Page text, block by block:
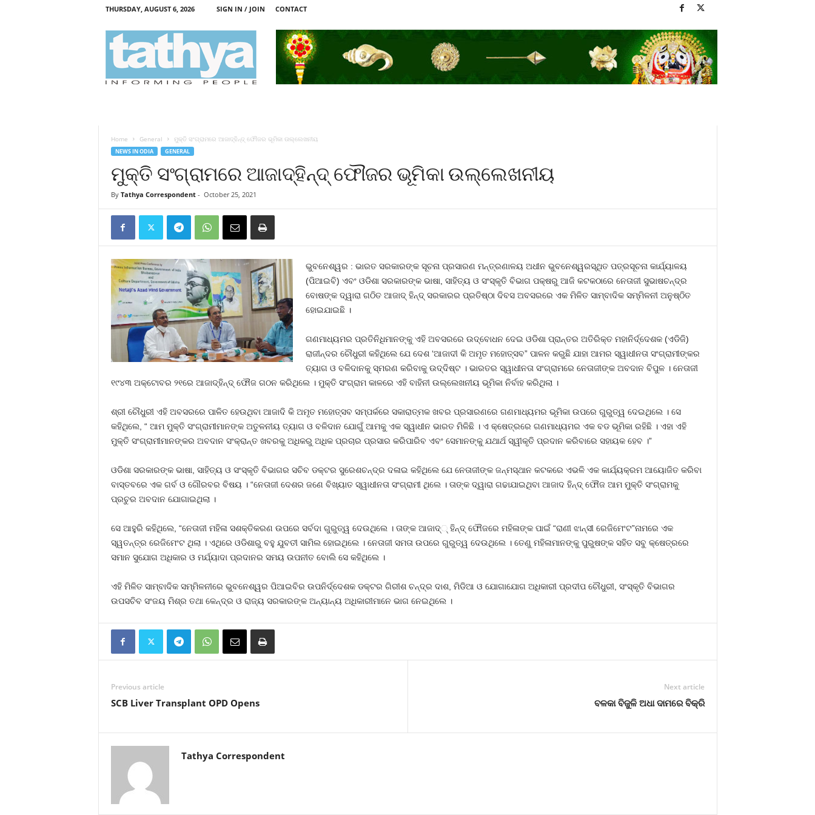
THURSDAY, AUGUST 6, 2026 SIGN IN / JOIN CONTACT
Home General ମୁକ୍ତି ସଂଗ୍ରାମରେ ଆଜାଦ୍‌ହିନ୍ଦ୍ ଫୌଜର ଭୂମିକା ଉଲ୍ଲେଖନୀୟ
NEWS IN ODIA GENERAL
ମୁକ୍ତି ସଂଗ୍ରାମରେ ଆଜାଦ୍‌ହିନ୍ଦ୍ ଫୌଜର ଭୂମିକା ଉଲ୍ଲେଖନୀୟ
By Tathya Correspondent- October 25, 2021
ଭୁବନେଶ୍ୱର : ଭାରତ ସରକାରଙ୍କ ସୂଚନା ପ୍ରସାରଣ ମନ୍ତ୍ରଣାଳୟ ଅଧୀନ ଭୁବନେଶ୍ୱରସ୍ଥିତ ପତ୍ରସୂଚନା କାର୍ଯ୍ୟାଳୟ
(ପିଆଇବି) ଏବଂ ଓଡିଶା ସରକାରଙ୍କ ଭାଷା, ସାହିତ୍ୟ ଓ ସଂସ୍କୃତି ବିଭାଗ ପକ୍ଷରୁ ଆଜି କଟକଠାରେ ନେତାଜୀ ସୁଭାଷଚନ୍ଦ୍ର
ବୋଷଙ୍କ ଦ୍ୱାରା ଗଠିତ ଆଜାଦ୍ ହିନ୍ଦ୍ ସରକାରର ପ୍ରତିଷ୍ଠା ଦିବସ ଅବସରରେ ଏକ ମିଳିତ ସାମ୍ବାଦିକ ସମ୍ମିଳନୀ ଅନୁଷ୍ଠିତ
ହୋଇଯାଇଛି ।
ଗଣମାଧ୍ୟମର ପ୍ରତିନିଧିମାନଙ୍କୁ ଏହି ଅବସରରେ ଉଦ୍‌ବୋଧନ ଦେଇ ଓଡିଶା ପ୍ରାନ୍ତର ଅତିରିକ୍ତ ମହାନିର୍ଦ୍ଦେଶକ (ଏଡିଜି)
ରାଜୀନ୍ଦର ଚୌଧୁରୀ କହିଥିଲେ ଯେ ଦେଶ ‘ଆଜାଦୀ କି ଅମୃତ ମହୋତ୍ସବ” ପାଳନ କରୁଛି ଯାହା ଆମର ସ୍ୱାଧୀନତା ସଂଗ୍ରାମୀଙ୍କର
ତ୍ୟାଗ ଓ ବଳିଦାନକୁ ସ୍ମରଣ କରିବାକୁ ଉଦ୍ଦିଷ୍ଟ । ଭାରତର ସ୍ୱାଧୀନତା ସଂଗ୍ରାମରେ ନେତାଜୀଙ୍କ ଅବଦାନ ବିପୁଳ । ନେତାଜୀ
୧୯୪୩ ଅକ୍ଟୋବର ୨୧ରେ ଆଜାଦ୍‌ହିନ୍ଦ୍ ଫୌଜ ଗଠନ କରିଥିଲେ । ମୁକ୍ତି ସଂଗ୍ରାମ କାଳରେ ଏହି ବାହିନୀ ଉଲ୍ଲେଖନୀୟ ଭୂମିକା ନିର୍ବାହ କରିଥିଲା ।
ଶ୍ରୀ ଚୌଧୁରୀ ଏହି ଅବସରରେ ପାଳିତ ହେଉଥିବା ଆଜାଦି କି ଅମୃତ ମହୋତ୍ସବ ସମ୍ପର୍କରେ ସକାରାତ୍ମକ ଖବର ପ୍ରସାରଣରେ ଗଣମାଧ୍ୟମର ଭୂମିକା ଉପରେ ଗୁରୁତ୍ୱ ଦେଇଥିଲେ । ସେ
କହିଥିଲେ, “ ଆମ ମୁକ୍ତି ସଂଗ୍ରାମୀମାନଙ୍କ ଅତୁଳନୀୟ ତ୍ୟାଗ ଓ ବଳିଦାନ ଯୋଗୁଁ ଆମକୁ ଏକ ସ୍ୱାଧୀନ ଭାରତ ମିଳିଛି । ଏ କ୍ଷେତ୍ରରେ ଗଣମାଧ୍ୟମର ଏକ ବଡ ଭୂମିକା ରହିଛି । ଏହା ଏହି
ମୁକ୍ତି ସଂଗ୍ରାମୀମାନଙ୍କର ଅବଦାନ ସଂକ୍ରାନ୍ତ ଖବରକୁ ଅଧିକରୁ ଅଧିକ ପ୍ରଚାର ପ୍ରସାର କରିପାରିବ ଏବଂ ସେମାନଙ୍କୁ ଯଥାର୍ଥ ସ୍ୱୀକୃତି ପ୍ରଦାନ କରିବାରେ ସହାୟକ ହେବ ।”
ଓଡିଶା ସରକାରଙ୍କ ଭାଷା, ସାହିତ୍ୟ ଓ ସଂସ୍କୃତି ବିଭାଗର ସଚିବ ଡକ୍ଟର ସୁରେଶଚନ୍ଦ୍ର ଦଳାଇ କହିଥିଲେ ଯେ ନେତାଜୀଙ୍କ ଜନ୍ମସ୍ଥାନ କଟକରେ ଏଭଳି ଏକ କାର୍ଯ୍ୟକ୍ରମ ଆୟୋଜିତ କରିବା
ବାସ୍ତବରେ ଏକ ଗର୍ବ ଓ ଗୌରବର ବିଷୟ । “ନେତାଜୀ ଦେଶର ଜଣେ ବିଖ୍ୟାତ ସ୍ୱାଧୀନତା ସଂଗ୍ରାମୀ ଥିଲେ । ତାଙ୍କ ଦ୍ୱାରା ଗଢାଯାଇଥିବା ଆଜାଦ ହିନ୍ଦ୍ ଫୌଜ ଆମ ମୁକ୍ତି ସଂଗ୍ରାମକୁ
ପ୍ରଚୁର ଅବଦାନ ଯୋଗାଇଥିଲା ।
ସେ ଆହୁରି କହିଥିଲେ, “ନେତାଜୀ ମହିଳା ସଶକ୍ତିକରଣ ଉପରେ ସର୍ବଦା ଗୁରୁତ୍ୱ ଦେଉଥିଲେ । ତାଙ୍କ ଆଜାଦ୍‌୍ ହିନ୍ଦ୍ ଫୌଜରେ ମହିଳାଙ୍କ ପାଇଁ “ରାଣୀ ଝାନ୍ସୀ ରେଜିମେଂଟ”ନାମରେ ଏକ
ସ୍ୱତନ୍ତ୍ର ରେଜିମେଂଟ ଥିଲା । ଏଥିରେ ଓଡିଶାରୁ ବହୁ ଯୁବତୀ ସାମିଲ ହୋଇଥିଲେ । ନେତାଜୀ ସମତା ଉପରେ ଗୁରୁତ୍ୱ ଦେଉଥିଲେ । ତେଣୁ ମହିଳାମାନଙ୍କୁ ପୁରୁଷଙ୍କ ସହିତ ସବୁ କ୍ଷେତ୍ରରେ
ସମାନ ସୁଯୋଗ ଅଧିକାର ଓ ମର୍ଯ୍ୟାଦା ପ୍ରଦାନର ସମୟ ଉପନୀତ ବୋଲି ସେ କହିଥିଲେ ।
ଏହି ମିଳିତ ସାମ୍ବାଦିକ ସମ୍ମିଳନୀରେ ଭୁବନେଶ୍ୱର ପିଆଇବିର ଉପନିର୍ଦ୍ଦେଶକ ଡକ୍ଟର ଗିରୀଶ ଚନ୍ଦ୍ର ଦାଶ, ମିଡିଆ ଓ ଯୋଗାଯୋଗ ଅଧିକାରୀ ପ୍ରଦୀପ ଚୌଧୁରୀ, ସଂସ୍କୃତି ବିଭାଗର
ଉପସଚିବ ସଂଜୟ ମିଶ୍ର ତଥା କେନ୍ଦ୍ର ଓ ରାଜ୍ୟ ସରକାରଙ୍କ ଅନ୍ୟାନ୍ୟ ଅଧିକାରୀମାନେ ଭାଗ ନେଇଥିଲେ ।
Previous article
SCB Liver Transplant OPD Opens
Next article
ବଳକା ବିଜୁଳି ଅଧା ଦାମରେ ବିକ୍ରି
Tathya Correspondent